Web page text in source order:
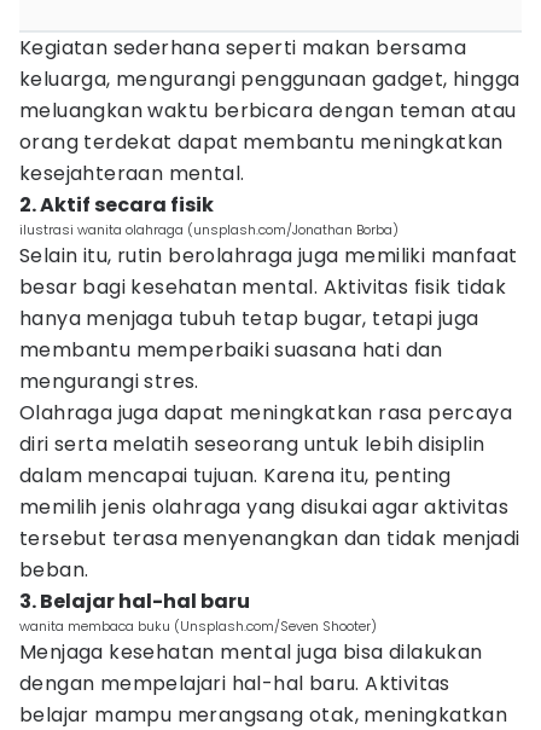
Kegiatan sederhana seperti makan bersama
keluarga, mengurangi penggunaan gadget, hingga
meluangkan waktu berbicara dengan teman atau
orang terdekat dapat membantu meningkatkan
kesejahteraan mental.
2. Aktif secara fisik
ilustrasi wanita olahraga (unsplash.com/Jonathan Borba)
Selain itu, rutin berolahraga juga memiliki manfaat
besar bagi kesehatan mental. Aktivitas fisik tidak
hanya menjaga tubuh tetap bugar, tetapi juga
membantu memperbaiki suasana hati dan
mengurangi stres.
Olahraga juga dapat meningkatkan rasa percaya
diri serta melatih seseorang untuk lebih disiplin
dalam mencapai tujuan. Karena itu, penting
memilih jenis olahraga yang disukai agar aktivitas
tersebut terasa menyenangkan dan tidak menjadi
beban.
3. Belajar hal-hal baru
wanita membaca buku (Unsplash.com/Seven Shooter)
Menjaga kesehatan mental juga bisa dilakukan
dengan mempelajari hal-hal baru. Aktivitas
belajar mampu merangsang otak, meningkatkan